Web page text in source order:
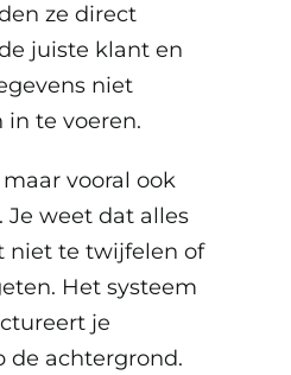
ze direct
juiste klant en
niet
in te voeren.
vooral ook
weet dat alles
niet te twijfelen of
Het systeem
je
de achtergrond.